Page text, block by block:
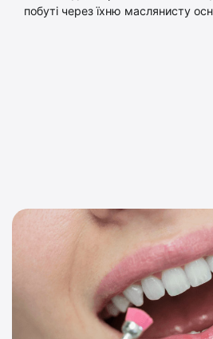
побуті через їхню маслянисту